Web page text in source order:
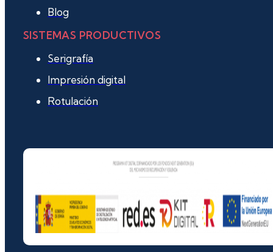
Blog
SISTEMAS PRODUCTIVOS
Serigrafía
Impresión digital
Rotulación